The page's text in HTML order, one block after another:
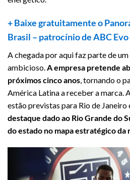
+ Baixe gratuitamente o
Brasil – patrocínio deABC Evo
A chegada por aqui faz parte de
ambicioso.A empresa pretende
próximos cinco anos, tornando o
América Latina a receber a marca.
estão previstas para Rio de Janeiro
destaque dado ao Rio Grande do
do estado no mapa estratégico da